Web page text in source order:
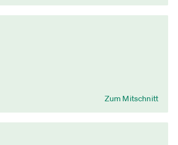
Zum Mitschnitt